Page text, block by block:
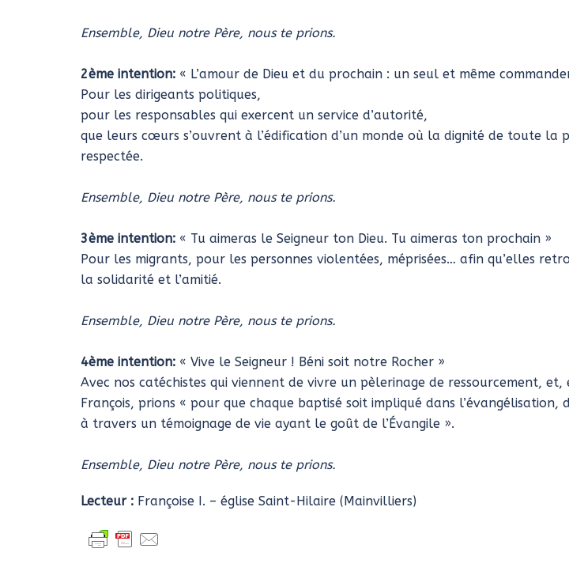
Ensemble, Dieu notre Père, nous te prions.
2ème intention: « L’amour de Dieu et du prochain : un seul et même
Pour les dirigeants politiques,
pour les responsables qui exercent un service d’autorité,
que leurs cœurs s’ouvrent à l’édification d’un monde où la dignité de toute la
respectée.
Ensemble, Dieu notre Père, nous te prions.
3ème intention: « Tu aimeras le Seigneur ton Dieu. Tu aimeras ton prochain »
Pour les migrants, pour les personnes violentées, méprisées… afin qu’elles
la solidarité et l’amitié.
Ensemble, Dieu notre Père, nous te prions.
4ème intention: « Vive le Seigneur ! Béni soit notre Rocher »
Avec nos catéchistes qui viennent de vivre un pèlerinage de ressourcement,
François, prions « pour que chaque baptisé soit impliqué dans l’évangélisation,
à travers un témoignage de vie ayant le goût de l’Évangile ».
Ensemble, Dieu notre Père, nous te prions.
Lecteur : Françoise I. – église Saint-Hilaire (Mainvilliers)